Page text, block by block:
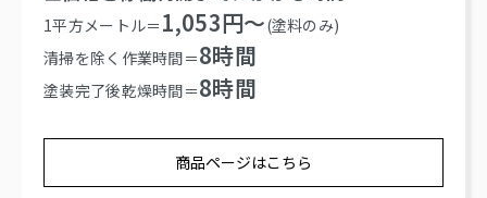
1平方メートル＝ 1,053円～(塗料のみ)
清掃を除く作業時間＝8時間
塗装完了後乾燥時間＝8時間
商品ページはこちら